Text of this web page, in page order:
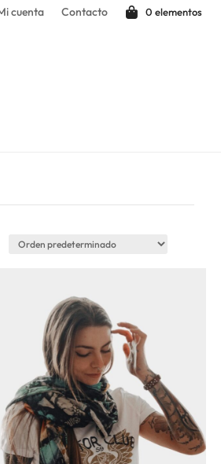
cuenta Contacto 0 elementos